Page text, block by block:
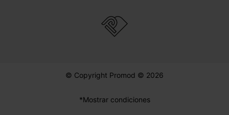
© Copyright Promod © 2026
*Mostrar condiciones